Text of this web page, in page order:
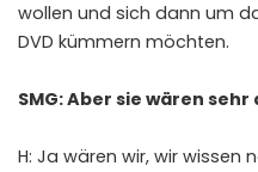
wollen und sich dann um
DVD kümmern möchten.
SMG: Aber sie wären
H: Ja wären wir, wir wissen